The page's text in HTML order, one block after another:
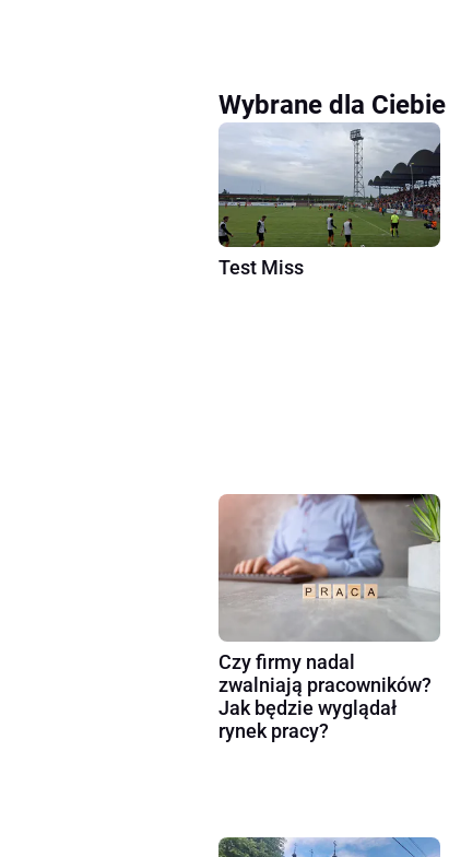
Wybrane dla Ciebie
Test Miss
Czy firmy nadal
zwalniają pracowników?
Jak będzie wyglądał
rynek pracy?